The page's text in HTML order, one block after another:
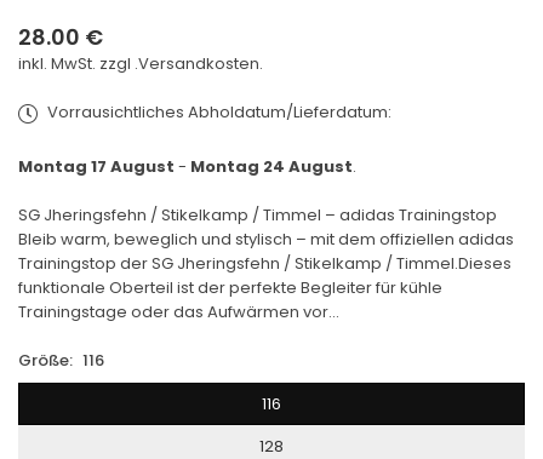
Normaler
Preis
28.00 €
inkl. MwSt. zzgl .Versandkosten.
Vorrausichtliches Abholdatum/Lieferdatum:
Montag 17 August - Montag 24 August.
SG Jheringsfehn / Stikelkamp / Timmel – adidas Trainingstop
Bleib warm, beweglich und stylisch – mit dem offiziellen adidas
Trainingstop der SG Jheringsfehn / Stikelkamp / Timmel.Dieses
funktionale Oberteil ist der perfekte Begleiter für kühle
Trainingstage oder das Aufwärmen vor...
Größe: 116
116
128